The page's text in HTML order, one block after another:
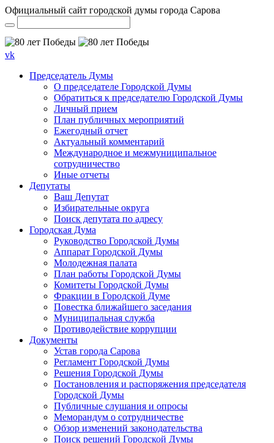
Официальный сайт городской думы города Сарова
vk
Председатель Думы
О председателе Городской Думы
Обратиться к председателю Городской Думы
Личный прием
План публичных мероприятий
Ежегодный отчет
Актуальный комментарий
Международное и межмуниципальное
сотрудничество
Иные отчеты
Депутаты
Ваш Депутат
Избирательные округа
Поиск депутата по адресу
Городская Дума
Руководство Городской Думы
Аппарат Городской Думы
Молодежная палата
План работы Городской Думы
Комитеты Городской Думы
Фракции в Городской Думе
Повестка ближайшего заседания
Муниципальная служба
Противодействие коррупции
Документы
Устав города Сарова
Регламент Городской Думы
Решения Городской Думы
Постановления и распоряжения председателя
Городской Думы
Публичные слушания и опросы
Меморандум о сотрудничестве
Обзор изменений законодательства
Поиск решений Городской Думы